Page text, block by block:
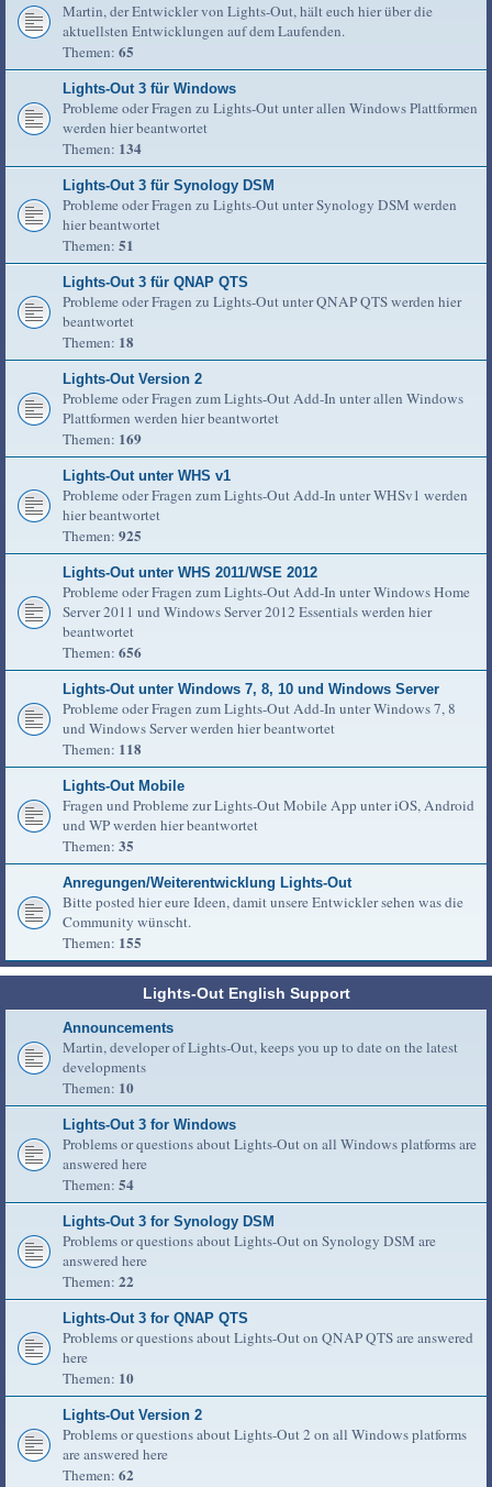
Martin, der Entwickler von Lights-Out, hält euch hier über die
aktuellsten Entwicklungen auf dem Laufenden.
Themen: 65
Lights-Out 3 für Windows
Probleme oder Fragen zu Lights-Out unter allen Windows Plattformen
werden hier beantwortet
Themen: 134
Lights-Out 3 für Synology DSM
Probleme oder Fragen zu Lights-Out unter Synology DSM werden
hier beantwortet
Themen: 51
Lights-Out 3 für QNAP QTS
Probleme oder Fragen zu Lights-Out unter QNAP QTS werden hier
beantwortet
Themen: 18
Lights-Out Version 2
Probleme oder Fragen zum Lights-Out Add-In unter allen Windows
Plattformen werden hier beantwortet
Themen: 169
Lights-Out unter WHS v1
Probleme oder Fragen zum Lights-Out Add-In unter WHSv1 werden
hier beantwortet
Themen: 925
Lights-Out unter WHS 2011/WSE 2012
Probleme oder Fragen zum Lights-Out Add-In unter Windows Home
Server 2011 und Windows Server 2012 Essentials werden hier
beantwortet
Themen: 656
Lights-Out unter Windows 7, 8, 10 und Windows Server
Probleme oder Fragen zum Lights-Out Add-In unter Windows 7, 8
und Windows Server werden hier beantwortet
Themen: 118
Lights-Out Mobile
Fragen und Probleme zur Lights-Out Mobile App unter iOS, Android
und WP werden hier beantwortet
Themen: 35
Anregungen/Weiterentwicklung Lights-Out
Bitte posted hier eure Ideen, damit unsere Entwickler sehen was die
Community wünscht.
Themen: 155
Lights-Out English Support
Announcements
Martin, developer of Lights-Out, keeps you up to date on the latest
developments
Themen: 10
Lights-Out 3 for Windows
Problems or questions about Lights-Out on all Windows platforms are
answered here
Themen: 54
Lights-Out 3 for Synology DSM
Problems or questions about Lights-Out on Synology DSM are
answered here
Themen: 22
Lights-Out 3 for QNAP QTS
Problems or questions about Lights-Out on QNAP QTS are answered
here
Themen: 10
Lights-Out Version 2
Problems or questions about Lights-Out 2 on all Windows platforms
are answered here
Themen: 62